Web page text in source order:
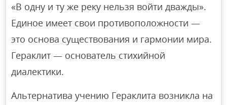
«В одну и ту же реку нельзя войти дважды».
Единое имеет свои противоположности —
это основа существования и гармонии мира.
Гераклит — основатель стихийной
диалектики.
Альтернатива учению Гераклита возникла на